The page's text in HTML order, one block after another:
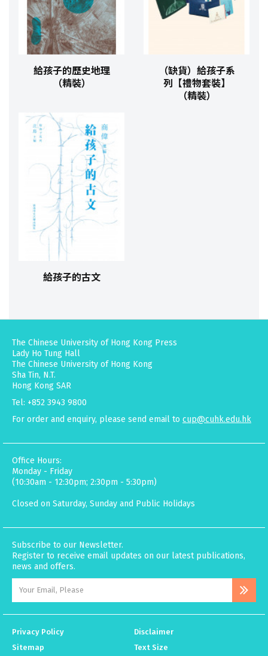
給孩子的歷史地理
（精裝）
（缺貨）給孩子系
列【禮物套裝】
（精裝）
給孩子的古文
The Chinese University of Hong Kong Press
Lady Ho Tung Hall
The Chinese University of Hong Kong
Sha Tin, N.T.
Hong Kong SAR
Tel: +852 3943 9800
For order and enquiry, please send email to cup@cuhk.edu.hk
Office Hours:
Monday - Friday
(10:30am - 12:30pm; 2:30pm - 5:30pm)
Closed on Saturday, Sunday and Public Holidays
Subscribe to our Newsletter.
Register to receive email updates on our latest publications,
news and offers.
Privacy Policy
Disclaimer
Sitemap
Text Size